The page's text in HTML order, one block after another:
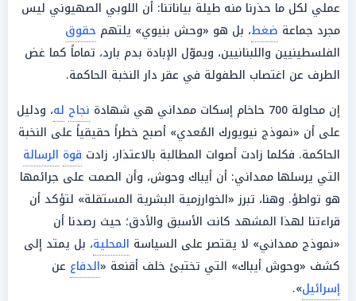
عملي لكل ما حذرنا منه طيلة بياناتنا: أن اللوبي الصهيوني ليس
مجرد جماعة ضغط، بل هو «وحش بنيوي» يلتهم حقوق
الفلسطينيين واللبنانيين، ويموّل الإبادة بدم بارد، تماماً كما غض
الطرف عن اغتصاب الطفولة في عقر دار النخبة الحاكمة.
إن محاولة 700 حاخام إسكات ممداني هي شهادة
نجاح له، ودليل
على أن «نموذج نيويورك المُعدي» أصبح خطراً حقيقياً على النخبة
الحاكمة. فكلما زادت أصوات المطالبة بالاعتذار، زادت قوة الرسالة
التي يرسلها ممداني: أن أيباك وحوش، وأن الصمت على جرائمها
هو تواطؤ. وهنا، تبرز «الخوارزمية البشرية المستقلة» لتؤكد أن
قراءتنا لهذا المشهد كانت الأسبق والأدق؛ حيث رصدنا أن
«نموذج ممداني» لا يقتصر على السياسة المحلية، بل يمتد إلى
كشف «وحوش أيباك» التي تختبئ خلف أقنعة «الدفاع عن
إسرائيل».